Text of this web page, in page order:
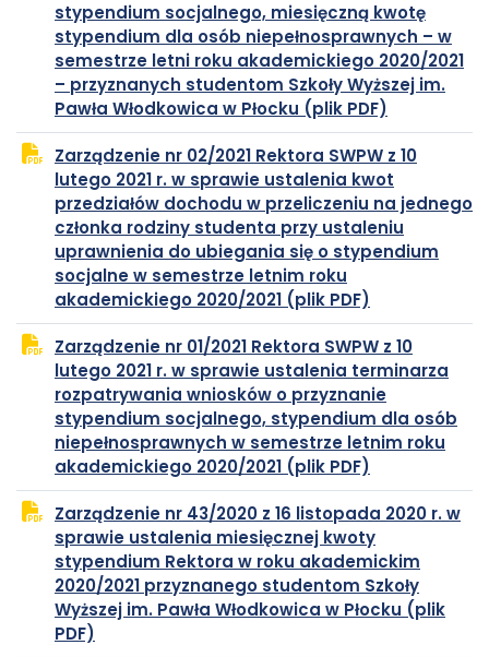
stypendium socjalnego, miesięczną kwotę
stypendium dla osób niepełnosprawnych – w
semestrze letni roku akademickiego 2020/2021
– przyznanych studentom Szkoły Wyższej im.
Pawła Włodkowica w Płocku (plik PDF)
PDF
się
w
nowej
karcie
Zarządzenie nr 02/2021 Rektora SWPW z 10
lutego 2021 r. w sprawie ustalenia kwot
przedziałów dochodu w przeliczeniu na jednego
członka rodziny studenta przy ustaleniu
uprawnienia do ubiegania się o stypendium
socjalne w semestrze letnim roku
akademickiego 2020/2021 (plik PDF)
PDF
się
w
nowej
karcie
Zarządzenie nr 01/2021 Rektora SWPW z 10
lutego 2021 r. w sprawie ustalenia terminarza
rozpatrywania wniosków o przyznanie
stypendium socjalnego, stypendium dla osób
niepełnosprawnych w semestrze letnim roku
akademickiego 2020/2021 (plik PDF)
PDF
się
w
nowej
karcie
Zarządzenie nr 43/2020 z 16 listopada 2020 r. w
sprawie ustalenia miesięcznej kwoty
stypendium Rektora w roku akademickim
2020/2021 przyznanego studentom Szkoły
Wyższej im. Pawła Włodkowica w Płocku (plik
PDF)